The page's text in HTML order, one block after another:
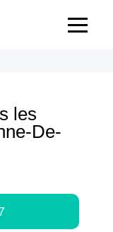
les
De-